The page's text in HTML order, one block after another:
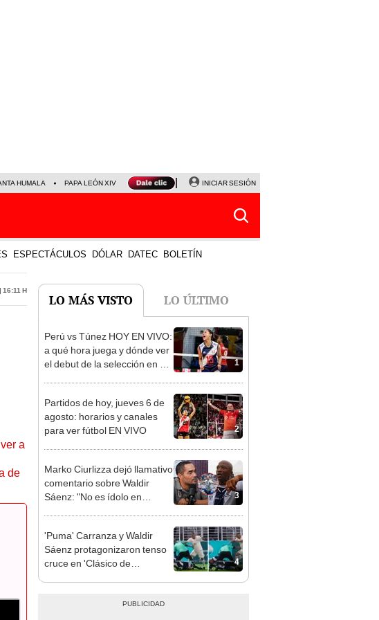
HUMALA PAPA LEÓN XIV NALDY SALDAÑA LA BELLA LUZ
INICIAR SESIÓN
ESPECTÁCULOS DÓLAR DATEC BOLETÍN
16:11 h
a
de
LO MÁS VISTO LO ÚLTIMO
1
Perú vs Túnez HOY EN VIVO:
a qué hora juega y dónde ver
el debut de la selección en el
2
Partidos de hoy, jueves 6 de
agosto: horarios y canales
para ver fútbol EN VIVO
3
Marko Ciurlizza dejó llamativo
comentario sobre Waldir
Sáenz: "No es ídolo en
4
'Puma' Carranza y Waldir
Sáenz protagonizaron tenso
cruce en 'Clásico de